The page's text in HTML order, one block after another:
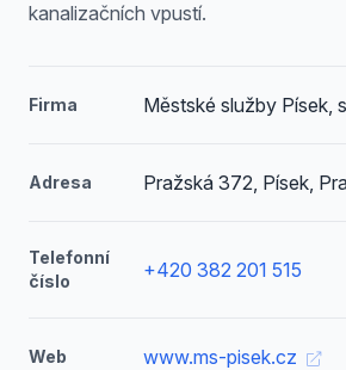
kanalizačních vpustí.
Firma Městské služby Písek,
Adresa Pražská 372, Písek,
Telefonní
číslo
+420 382 201 515
Web www.ms-pisek.cz